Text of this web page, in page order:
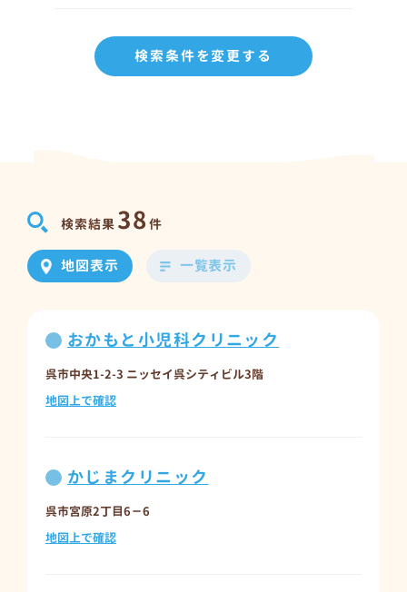
検索条件を変更する
検索結果 38 件
地図表示 一覧表示
おかもと小児科クリニック
呉市中央1-2-3 ニッセイ呉シティビル3階
地図上で確認
かじまクリニック
呉市宮原2丁目6－6
地図上で確認